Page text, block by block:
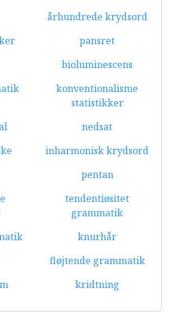
århundrede krydsord
pansret
bioluminescens
konventionalisme
statistikker
nedsat
inharmonisk krydsord
pentan
tendentiøsitet
grammatik
knurhår
fløjtende grammatik
kridtning